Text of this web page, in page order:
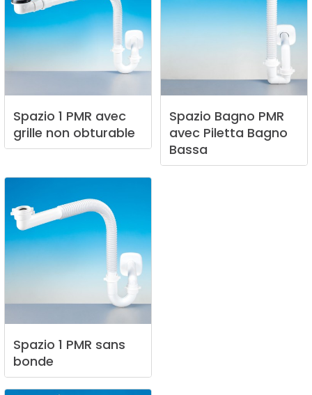
Spazio 1 PMR avec
grille non obturable
Spazio Bagno PMR
avec Piletta Bagno
Bassa
Spazio 1 PMR sans
bonde